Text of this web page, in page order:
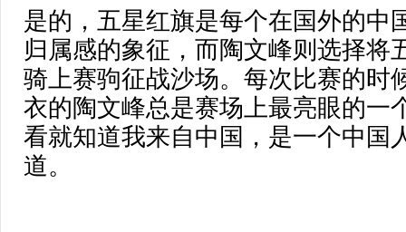
是的，五星红旗是每个在国外的中
归属感的象征，而陶文峰则选择将
骑上赛驹征战沙场。每次比赛的时
衣的陶文峰总是赛场上最亮眼的一
看就知道我来自中国，是一个中国
道。